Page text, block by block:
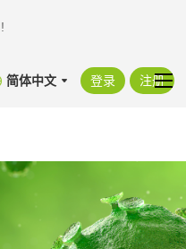
!
简体中文 登录 注册